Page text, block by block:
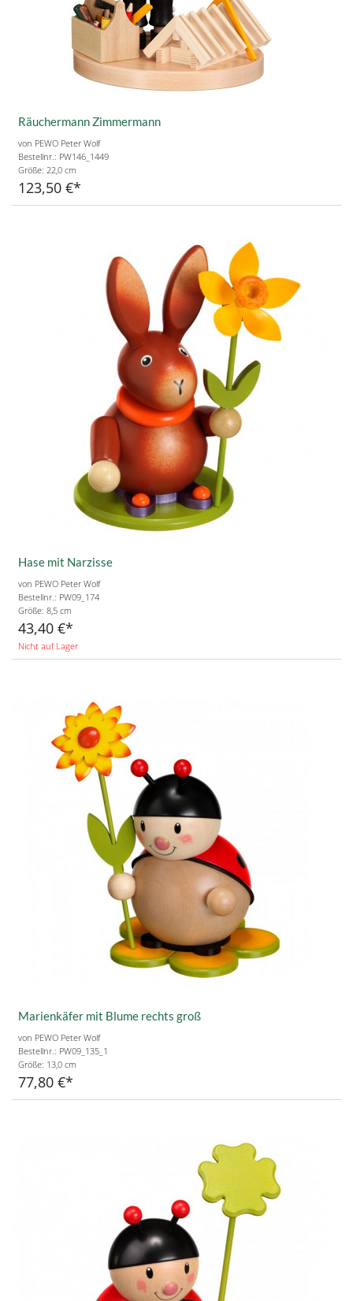
Räuchermann Zimmermann
von PEWO Peter Wolf
Bestellnr.: PW146_1449
Größe: 22,0 cm
123,50 €
Hase mit Narzisse
von PEWO Peter Wolf
Bestellnr.: PW09_174
Größe: 8,5 cm
43,40 €
Nicht auf Lager
Marienkäfer mit Blume rechts groß
von PEWO Peter Wolf
Bestellnr.: PW09_135_1
Größe: 13,0 cm
77,80 €